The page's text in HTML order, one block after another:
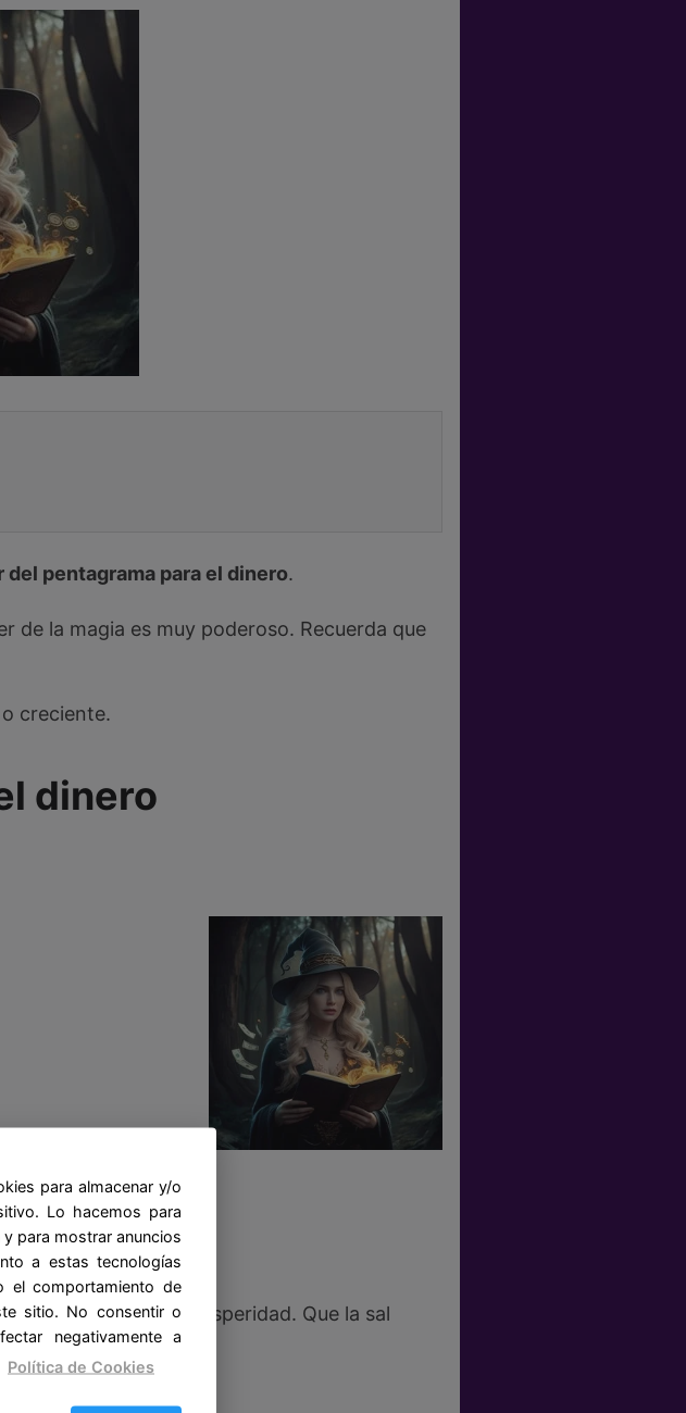
pentagrama para el dinero.
de la magia es muy poderoso. Recuerda que
creciente.
dinero
de dinero.
la riqueza y la prosperidad. Que la sal
consuma.
para almacenar y/o
Lo hacemos para
para mostrar anuncios
a estas tecnologías
el comportamiento de
sitio. No consentir o
negativamente a
Política de Cookies